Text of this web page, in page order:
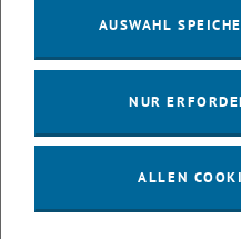
Hotline: 407890
Montag bis Donnerstag,
AUSWAHL
NUR
ALLEN